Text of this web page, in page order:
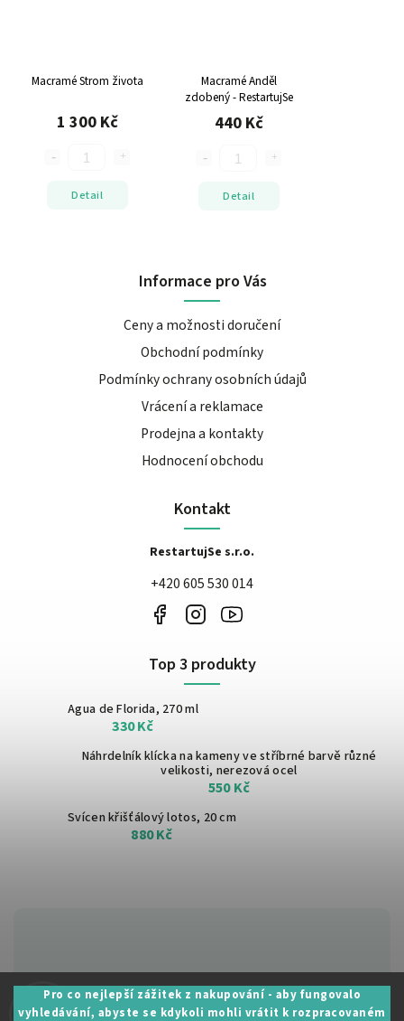
Pro co nejlepší zážitek z nakupování - aby fungovalo
vyhledávání, abyste se kdykoli mohli vrátit k rozpracovaném
Macramé Strom života
1 300 Kč
Detail
Macramé Anděl
zdobený - RestartujSe
440 Kč
Detail
Zákaznická podpora:
Informace pro Vás
Ceny a možnosti doručení
Obchodní podmínky
Podmínky ochrany osobních údajů
Vrácení a reklamace
Prodejna a kontakty
Hodnocení obchodu
Kontakt
RestartujSe s.r.o.
+420 605 530 014
Top 3 produkty
Agua de Florida, 270 ml
330 Kč
Náhrdelník klícka na kameny ve stříbrné barvě různé
velikosti, nerezová ocel
550 Kč
Svícen křišťálový lotos, 20 cm
880 Kč